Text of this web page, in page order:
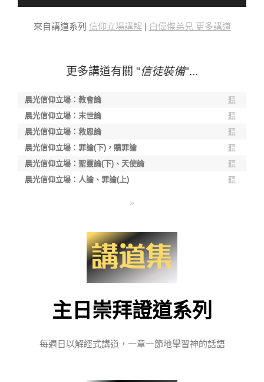
來自講道系列 信仰立場講解| 白偉傑弟兄 更多講道
更多講道有關 "信徒裝備"...
晨光信仰立場：教會論
聽
晨光信仰立場：末世論
聽
晨光信仰立場：救恩論
聽
晨光信仰立場：罪論(下)，贖罪論
聽
晨光信仰立場：聖靈論(下)、天使論
聽
晨光信仰立場：人論、罪論(上)
聽
»
主日崇拜證道系列
每週日以解經式講道，一章一節地學習神的話語